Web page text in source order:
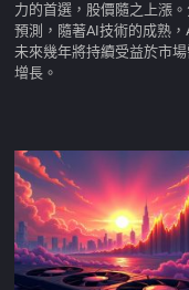
力的首選，股價隨之上漲
預測，隨著AI技術的成熟，
未來幾年將持續受益於市
增長。